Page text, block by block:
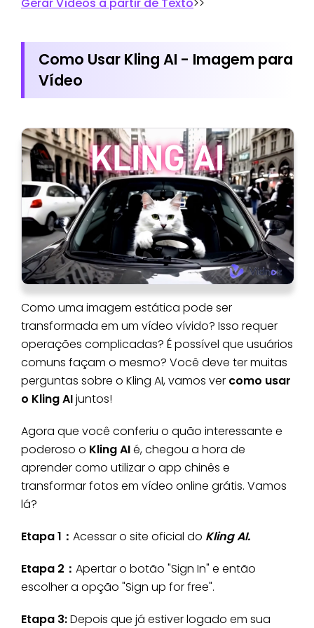
Como Usar Kling AI - Imagem para
Vídeo
Como uma imagem estática pode ser
transformada em um vídeo vívido? Isso requer
operações complicadas? É possível que usuários
comuns façam o mesmo? Você deve ter muitas
perguntas sobre o Kling AI, vamos ver como usar
o Kling AIjuntos!
Agora que você conferiu o quão interessante e
poderoso o Kling AIé, chegou a hora de
aprender como utilizar o app chinês e
transformar fotos em vídeo online grátis. Vamos
lá?
Etapa 1： Acessar o site oficial do Kling AI.
Etapa 2： Apertar o botão "Sign In" e então
escolher a opção "Sign up for free".
Etapa 3:Depois que já estiver logado em sua